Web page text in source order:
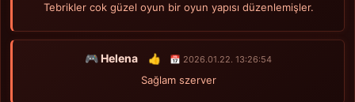
Tebrikler cok güzel oyun bir oyun yapısı düzenlemişler.
🎮 Helena 👍 📅 2026.01.22. 13:26:54
Sağlam szerver